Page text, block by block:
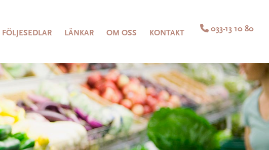
FÖLJESEDLAR LÄNKAR OM OSS KONTAKT
 033-13 10 80